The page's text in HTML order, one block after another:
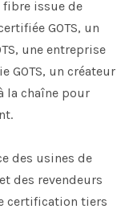
issue de
GOTS, un
une entreprise
GOTS, un créateur
la chaîne pour
des usines de
des revendeurs
certification tiers